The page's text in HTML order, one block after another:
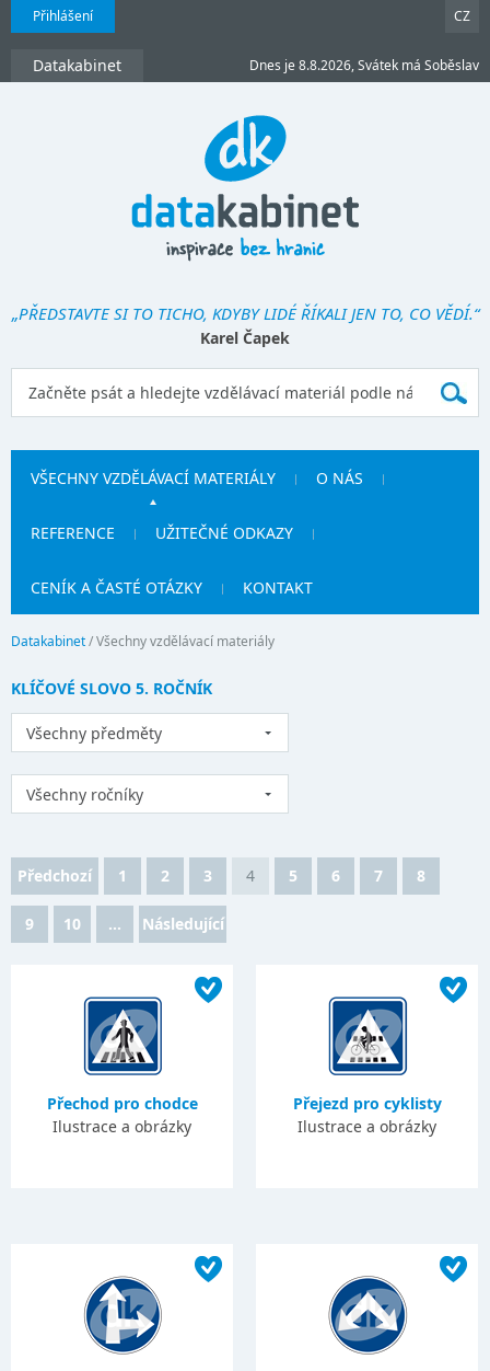
Přihlášení CZ
Datakabinet Dnes je 8.8.2026, Svátek má Soběslav
„PŘEDSTAVTE SI TO TICHO, KDYBY LIDÉ ŘÍKALI JEN TO, CO VĚDÍ.“
Karel Čapek
VŠECHNY VZDĚLÁVACÍ MATERIÁLY O NÁS
REFERENCE UŽITEČNÉ ODKAZY
CENÍK A ČASTÉ OTÁZKY KONTAKT
Datakabinet/Všechny vzdělávací materiály
KLÍČOVÉ SLOVO 5. ROČNÍK
Všechny předměty
Všechny ročníky
Předchozí 1 2 3 4 5 6 7 8
9 10 ... Následující
Přechod pro chodce
Ilustrace a obrázky
Přejezd pro cyklisty
Ilustrace a obrázky